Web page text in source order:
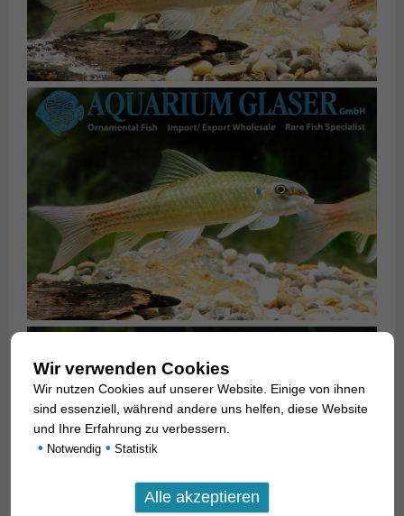
Wir verwenden Cookies
Wir nutzen Cookies auf unserer Website. Einige von ihnen
sind essenziell, während andere uns helfen, diese Website
und Ihre Erfahrung zu verbessern.
• Notwendig • Statistik